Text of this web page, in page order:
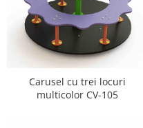
Carusel cu trei locuri
multicolor CV-105